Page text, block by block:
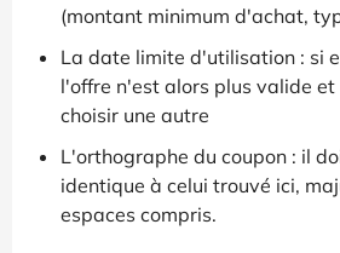
(montant minimum d'achat,
La date limite d'utilisation : si
l'offre n'est alors plus valide
choisir une autre
L'orthographe du coupon : il
identique à celui trouvé ici,
espaces compris.